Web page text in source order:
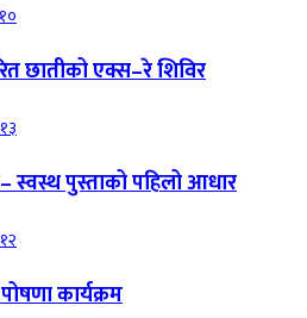
छातीको एक्स–रे शिविर
स्वस्थ पुस्ताको पहिलो आधार
कार्यक्रम